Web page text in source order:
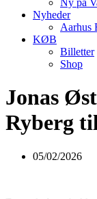
Ny på
Nyheder
Aarhus
KØB
Billetter
Shop
Jonas
Ryberg
05/02/2026